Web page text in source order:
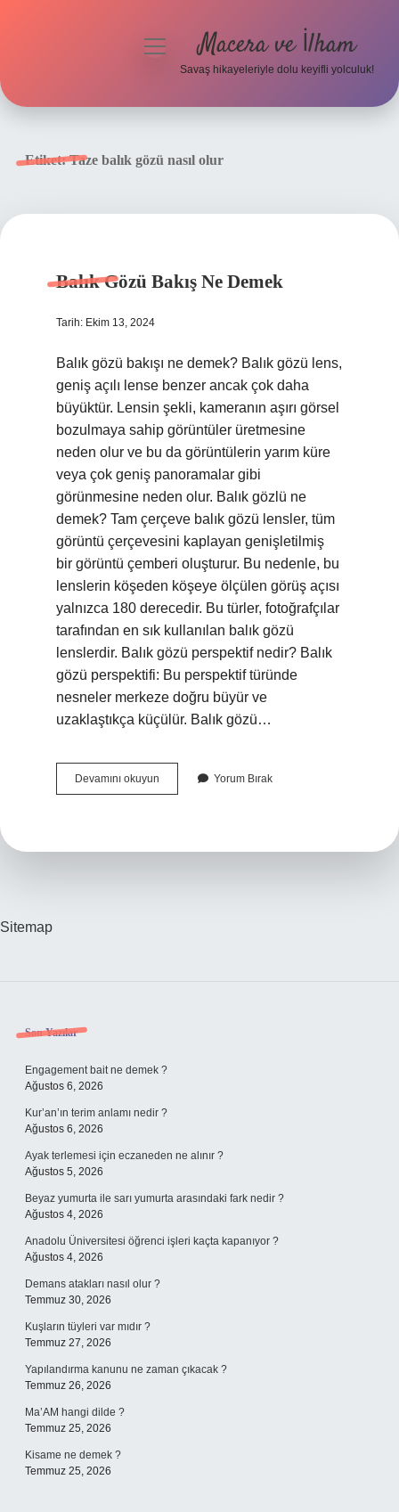
menüyüMacera ve İlham
Savaş hikayeleriyle dolu keyifli yolculuk!
Etiket:Taze balık gözü nasıl olur
Balık Gözü Bakış Ne Demek
Tarih: Ekim 13, 2024
Balık gözü bakışı ne demek? Balık gözü lens,
geniş açılı lense benzer ancak çok daha
büyüktür. Lensin şekli, kameranın aşırı görsel
bozulmaya sahip görüntüler üretmesine
neden olur ve bu da görüntülerin yarım küre
veya çok geniş panoramalar gibi
görünmesine neden olur. Balık gözlü ne
demek? Tam çerçeve balık gözü lensler, tüm
görüntü çerçevesini kaplayan genişletilmiş
bir görüntü çemberi oluşturur. Bu nedenle, bu
lenslerin köşeden köşeye ölçülen görüş açısı
yalnızca 180 derecedir. Bu türler, fotoğrafçılar
tarafından en sık kullanılan balık gözü
lenslerdir. Balık gözü perspektif nedir? Balık
gözü perspektifi: Bu perspektif türünde
nesneler merkeze doğru büyür ve
uzaklaştıkça küçülür. Balık gözü…
Devamını okuyun
Gözü
Yorum Bırak
Sitemap
Sidebar
Son Yazılar
Engagement bait ne demek ?
Ağustos 6, 2026
Kur’an’ın terim anlamı nedir ?
Ağustos 6, 2026
Ayak terlemesi için eczaneden ne alınır ?
Ağustos 5, 2026
Beyaz yumurta ile sarı yumurta arasındaki fark nedir ?
Ağustos 4, 2026
Anadolu Üniversitesi öğrenci işleri kaçta kapanıyor ?
Ağustos 4, 2026
Demans atakları nasıl olur ?
Temmuz 30, 2026
Kuşların tüyleri var mıdır ?
Temmuz 27, 2026
Yapılandırma kanunu ne zaman çıkacak ?
Temmuz 26, 2026
Ma’AM hangi dilde ?
Temmuz 25, 2026
Kisame ne demek ?
Temmuz 25, 2026